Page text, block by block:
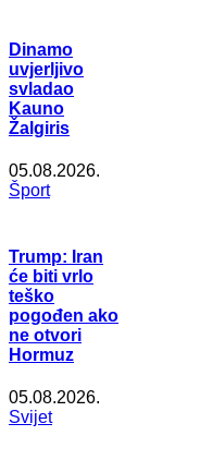
Dinamo
uvjerljivo
svladao
Kauno
Žalgiris
05.08.2026.
Šport
Trump: Iran
će biti vrlo
teško
pogođen ako
ne otvori
Hormuz
05.08.2026.
Svijet